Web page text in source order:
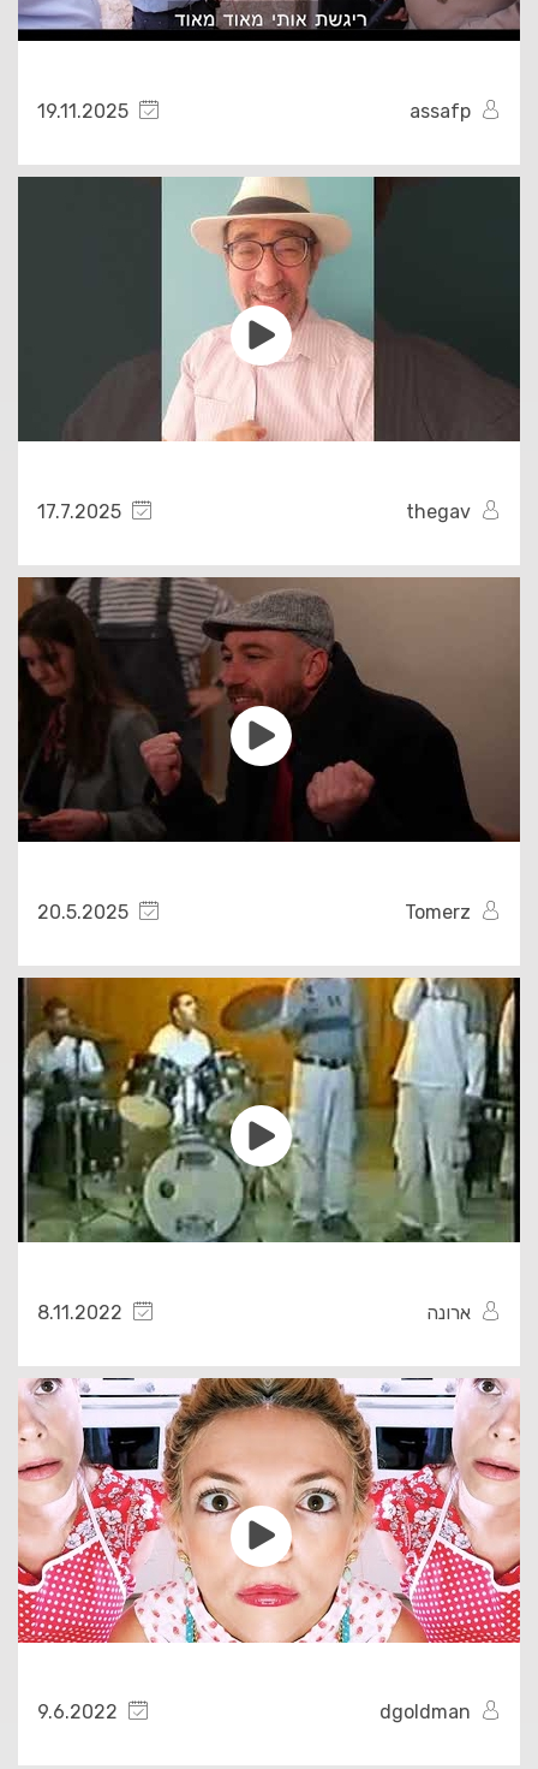
19.11.2025
17.7.2025
20.5.2025
ארונה 8.11.2022
9.6.2022